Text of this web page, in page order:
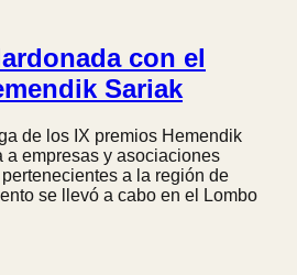
con el
Sariak
de los IX premios Hemendik
a empresas y asociaciones
a la región de
se llevó a cabo en el Lombo